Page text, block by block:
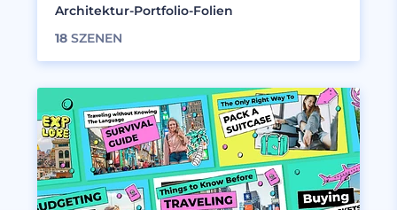
Architektur-Portfolio-Folien
18 SZENEN